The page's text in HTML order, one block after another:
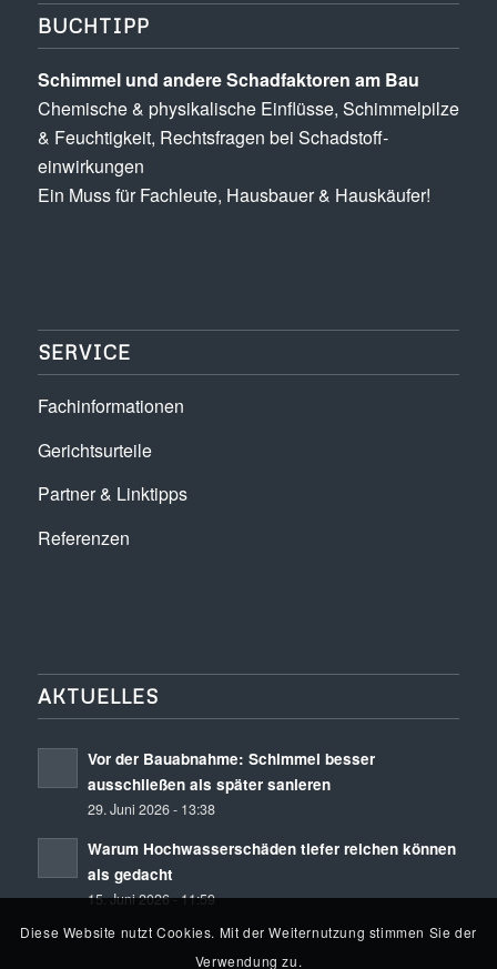
BUCHTIPP
Schimmel und andere Schad­­faktoren am Bau
Chemische & physikalische Einflüsse, Schimmel­pilze
& Feuchtigkeit, Rechts­fragen bei Schadstoff­
einwirkungen
Ein Muss für Fachleute, Hausbauer & Hauskäufer!
SERVICE
Fachinformationen
Gerichtsurteile
Partner & Linktipps
Referenzen
AKTUELLES
Vor der Bauabnahme: Schimmel besser
ausschließen als später sanieren
29. Juni 2026 - 13:38
Warum Hochwasserschäden tiefer reichen können
als gedacht
15. Juni 2026 - 11:59
Diese Website nutzt Cookies. Mit der Weiternutzung stimmen Sie der
Verwendung zu.